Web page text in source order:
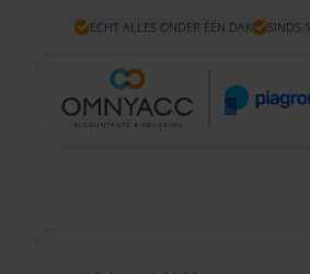
ECHT ALLES ONDER ÉÉN DAK SINDS